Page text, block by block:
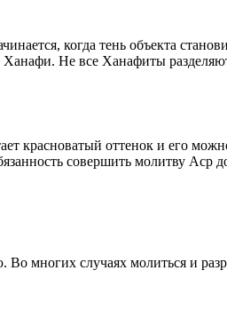
когда тень объекта
Не все Ханафиты
красноватый оттенок и его
совершить молитву
Во многих случаях молиться и